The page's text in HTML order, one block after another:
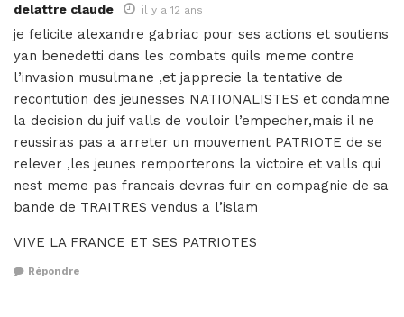
delattre claude il y a 12 ans
je felicite alexandre gabriac pour ses actions et soutiens
yan benedetti dans les combats quils meme contre
l’invasion musulmane ,et japprecie la tentative de
recontution des jeunesses NATIONALISTES et condamne
la decision du juif valls de vouloir l’empecher,mais il ne
reussiras pas a arreter un mouvement PATRIOTE de se
relever ,les jeunes remporterons la victoire et valls qui
nest meme pas francais devras fuir en compagnie de sa
bande de TRAITRES vendus a l’islam
VIVE LA FRANCE ET SES PATRIOTES
Répondre